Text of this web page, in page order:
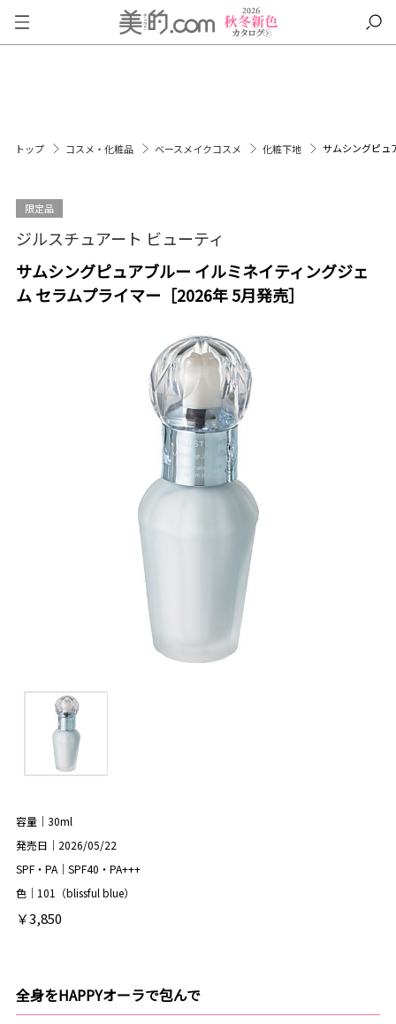
トップ コスメ・化粧品 ベースメイクコスメ 化粧下地 サムシングピュ
限定品
ジルスチュアート ビューティ
サムシングピュアブルー イルミネイティングジェ
ム セラムプライマー［2026年 5月発売］
容量｜30ml
発売日｜2026/05/22
SPF・PA｜SPF40・PA+++
色｜101（blissful blue）
￥3,850
全身をHAPPYオーラで包んで